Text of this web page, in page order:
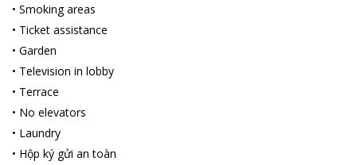
• Smoking areas
• Ticket assistance
• Garden
• Television in lobby
• Terrace
• No elevators
• Laundry
• Hộp ký gửi an toàn